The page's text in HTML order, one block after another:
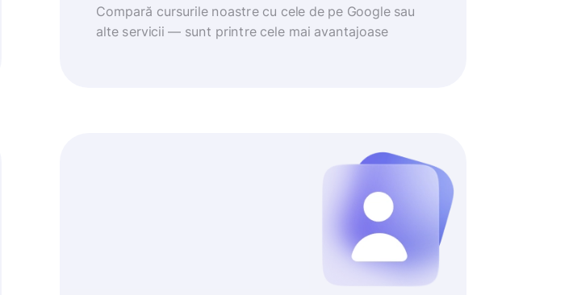
Compară cursurile noastre cu cele de pe Google sau
alte servicii — sunt printre cele mai avantajoase